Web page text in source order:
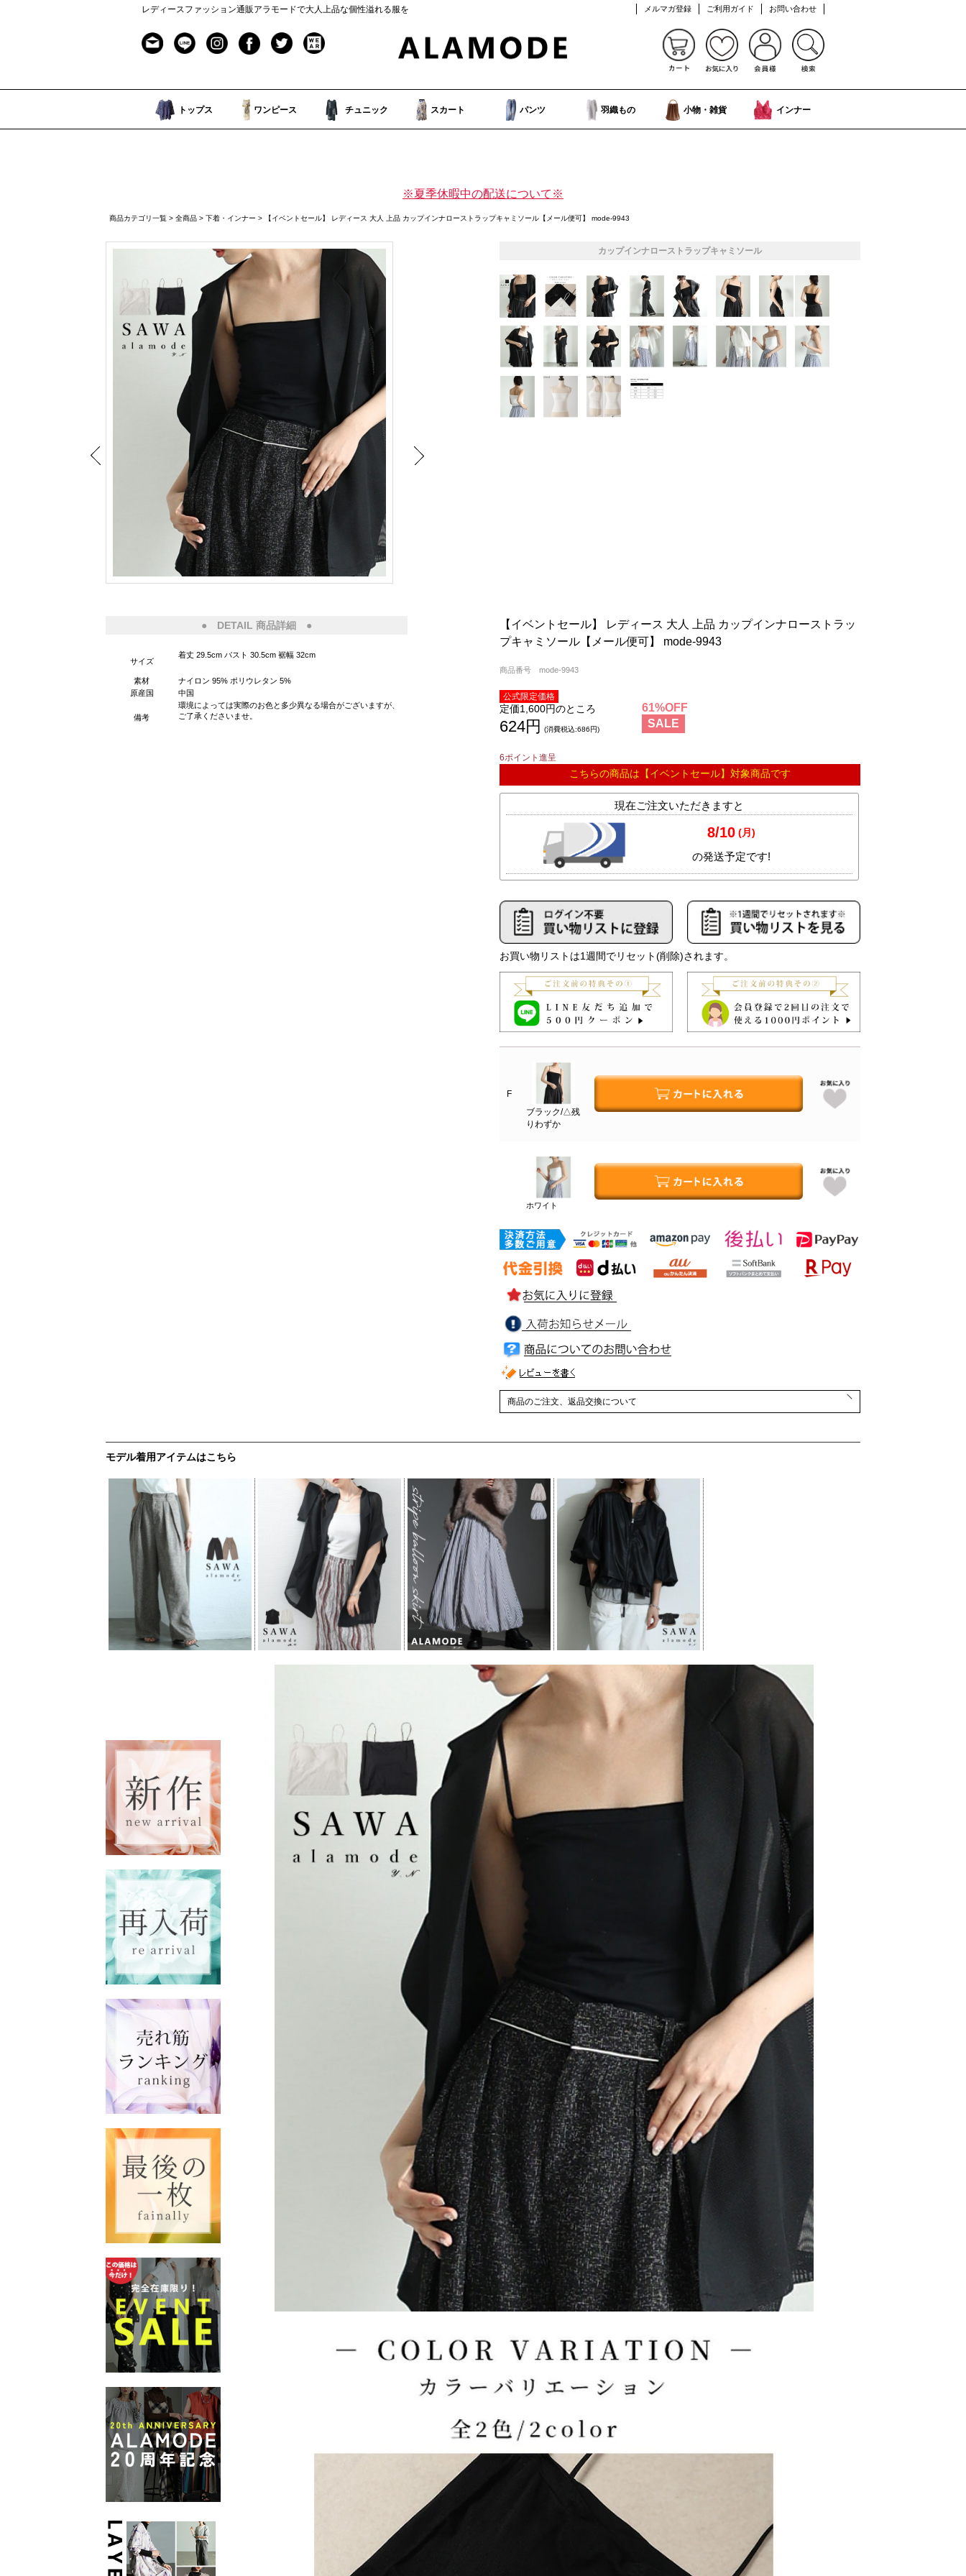
レディースファッション通販アラモードで大人上品な個性溢れる服を お問い合わせ
ご利用ガイド
メルマガ登録
トップス ワンピース チュニック スカート パンツ 羽織もの 小物・雑貨 インナー
※夏季休暇中の配送について※
商品カテゴリ一覧 > 全商品 > 下着・インナー > 【イベントセール】 レディース 大人 上品 カップインナローストラップキャミソール【メール便可】 mode-9943
カップインナローストラップキャミソール
● DETAIL 商品詳細 ●
サイズ
着丈 29.5cm バスト 30.5cm 裾幅 32cm
素材
ナイロン 95% ポリウレタン 5%
原産国
中国
備考
環境によっては実際のお色と多少異なる場合がございますが、
ご了承くださいませ。
【イベントセール】 レディース 大人 上品 カップインナローストラッ
プキャミソール【メール便可】 mode-9943
商品番号 mode-9943
公式限定価格
定価1,600円
624円 (消費税込:686円)
61
SALE
6ポイント進呈
こちらの商品は【イベントセール】対象商品です
お買い物リストは1週間でリセット(削除)されます。
F
ブラック/△残
りわずか
ホワイト
商品のご注文、返品交換について
モデル着用アイテムはこちら